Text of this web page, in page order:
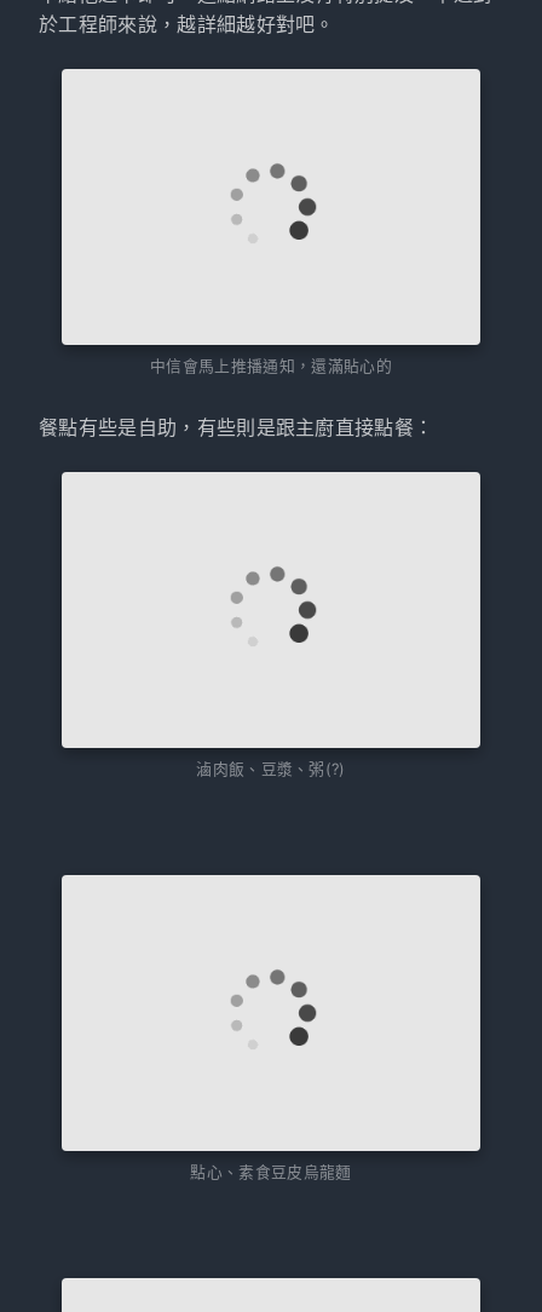
於工程師來說，越詳細越好對吧。
中信會馬上推播通知，還滿貼心的
餐點有些是自助，有些則是跟主廚直接點餐：
滷肉飯、豆漿、粥(?)
點心、素食豆皮烏龍麵